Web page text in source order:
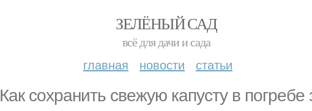
ЗЕЛЁНЫЙ САД
всё для дачи и сада
главная новости статьи
Как сохранить свежую капусту в